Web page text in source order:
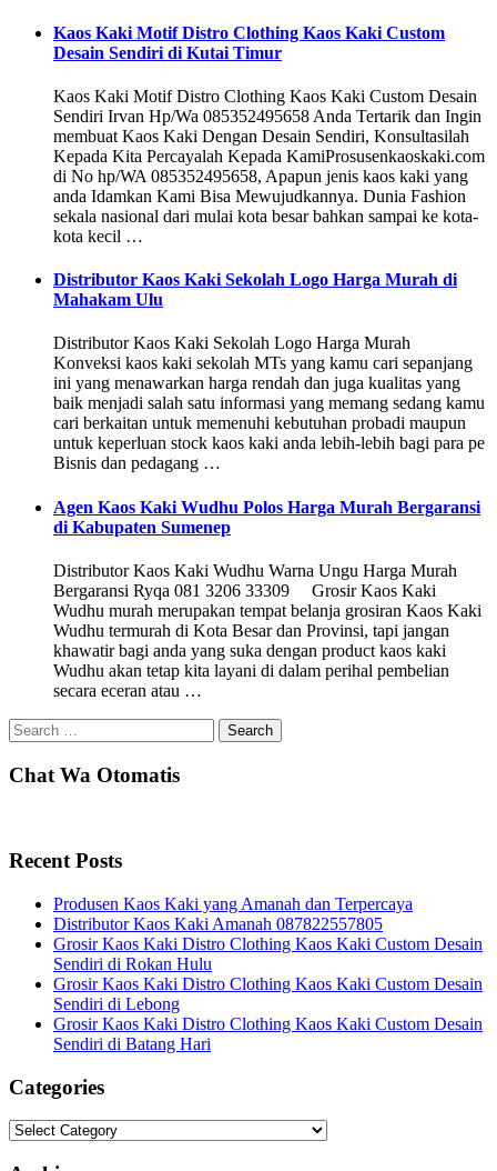
Kaos Kaki Motif Distro Clothing Kaos Kaki Custom
Desain Sendiri di Kutai Timur
Kaos Kaki Motif Distro Clothing Kaos Kaki Custom Desain
Sendiri Irvan Hp/Wa 085352495658 Anda Tertarik dan Ingin
membuat Kaos Kaki Dengan Desain Sendiri, Konsultasilah
Kepada Kita Percayalah Kepada KamiProsusenkaoskaki.com
di No hp/WA 085352495658, Apapun jenis kaos kaki yang
anda Idamkan Kami Bisa Mewujudkannya. Dunia Fashion
sekala nasional dari mulai kota besar bahkan sampai ke kota-
kota kecil …
Distributor Kaos Kaki Sekolah Logo Harga Murah di
Mahakam Ulu
Distributor Kaos Kaki Sekolah Logo Harga Murah
Konveksi kaos kaki sekolah MTs yang kamu cari sepanjang
ini yang menawarkan harga rendah dan juga kualitas yang
baik menjadi salah satu informasi yang memang sedang kamu
cari berkaitan untuk memenuhi kebutuhan probadi maupun
untuk keperluan stock kaos kaki anda lebih-lebih bagi para pe
Bisnis dan pedagang …
Agen Kaos Kaki Wudhu Polos Harga Murah Bergaransi
di Kabupaten Sumenep
Distributor Kaos Kaki Wudhu Warna Ungu Harga Murah
Bergaransi Ryqa 081 3206 33309 Grosir Kaos Kaki
Wudhu murah merupakan tempat belanja grosiran Kaos Kaki
Wudhu termurah di Kota Besar dan Provinsi, tapi jangan
khawatir bagi anda yang suka dengan product kaos kaki
Wudhu akan tetap kita layani di dalam perihal pembelian
secara eceran atau …
Search
for:
Chat Wa Otomatis
Recent Posts
Produsen Kaos Kaki yang Amanah dan Terpercaya
Distributor Kaos Kaki Amanah 087822557805
Grosir Kaos Kaki Distro Clothing Kaos Kaki Custom Desain
Sendiri di Rokan Hulu
Grosir Kaos Kaki Distro Clothing Kaos Kaki Custom Desain
Sendiri di Lebong
Grosir Kaos Kaki Distro Clothing Kaos Kaki Custom Desain
Sendiri di Batang Hari
Categories
Categories